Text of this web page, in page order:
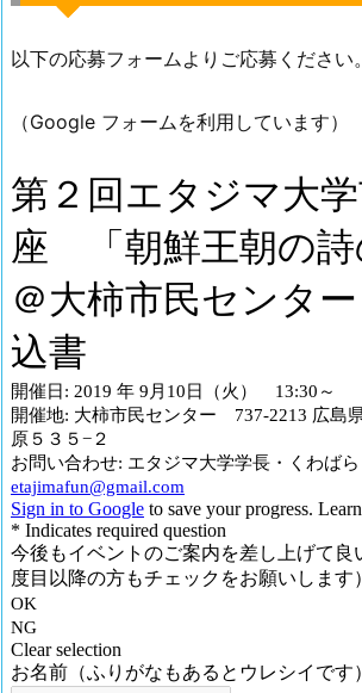
以下の応募フォームよりご応募ください。
（Google フォームを利用しています）